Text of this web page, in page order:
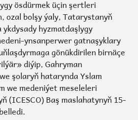
ösdürmek üçin şertleri
ozal bolşy ýaly, Tatarystanyň
hyzmatdaşlygy
ynsanperwer gatnaşyklary
gönükdirilen birnäçe
diýip, Gahryman
şolaryň hatarynda Yslam
we medeniýet meseleleri
(ICESCO) Baş maslahatynyň 15-